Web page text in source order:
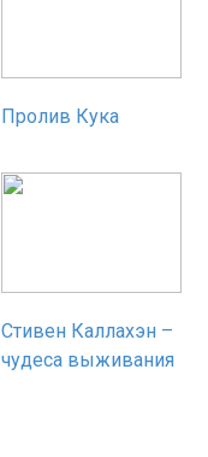
Пролив Кука
Стивен Каллахэн –
чудеса выживания